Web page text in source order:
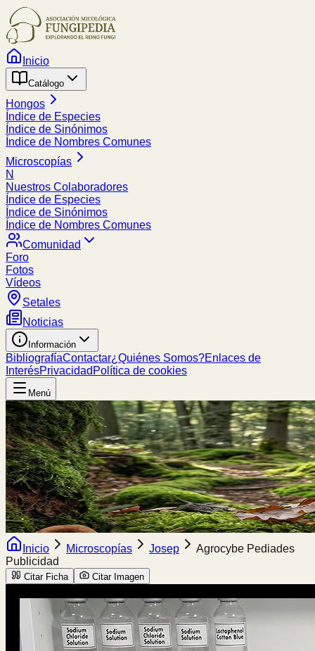
Inicio
Catálogo
Hongos
Índice de Especies
Índice de Sinónimos
Índice de Nombres Comunes
Microscopías
N
Nuestros Colaboradores
Índice de Especies
Índice de Sinónimos
Índice de Nombres Comunes
Comunidad
Foro
Fotos
Vídeos
Setales
Noticias
Información
BibliografíaContactar¿Quiénes Somos?Enlaces de
InterésPrivacidad Política de cookies
Menú
Inicio Microscopías Josep
Agrocybe Pediades
Publicidad
Citar Ficha Citar Imagen